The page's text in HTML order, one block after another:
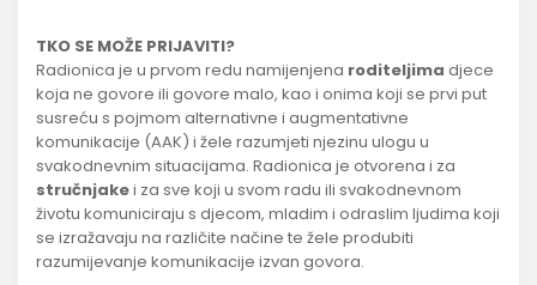
TKO SE MOŽE PRIJAVITI?
Radionica je u prvom redu namijenjena roditeljima djece
koja ne govore ili govore malo, kao i onima koji se prvi put
susreću s pojmom alternativne i augmentativne
komunikacije (AAK) i žele razumjeti njezinu ulogu u
svakodnevnim situacijama. Radionica je otvorena i za
stručnjakei za sve koji u svom radu ili svakodnevnom
životu komuniciraju s djecom, mladim i odraslim ljudima koji
se izražavaju na različite načine te žele produbiti
razumijevanje komunikacije izvan govora.